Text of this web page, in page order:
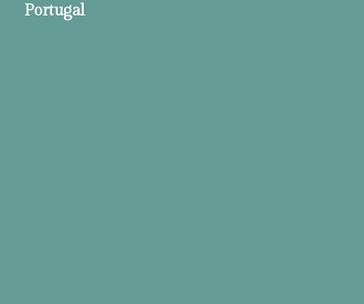
Portugal